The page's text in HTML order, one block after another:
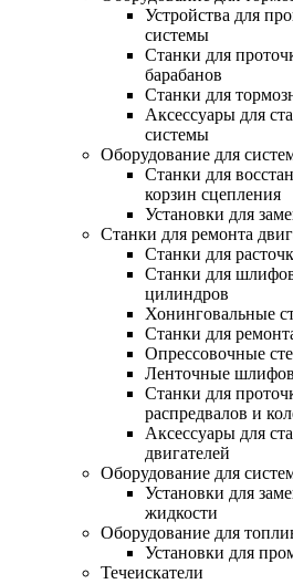
Устройства для
системы
Станки для
барабанов
Станки для
Аксессуары для
системы
Оборудование для
Станки для
корзин сцепления
Установки для
Станки для ремонта
Станки для
Станки для
цилиндров
Хонинговальные
Станки для
Опрессовочные
Ленточные
Станки для
распредвалов и
Аксессуары для
двигателей
Оборудование для
Установки для
жидкости
Оборудование для
Установки для
Течеискатели